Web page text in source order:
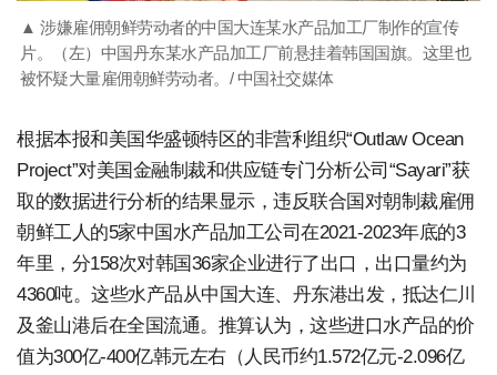
▲ 涉嫌雇佣朝鲜劳动者的中国大连某水产品加工厂制作的宣传
片。（左）中国丹东某水产品加工厂前悬挂着韩国国旗。这里也
被怀疑大量雇佣朝鲜劳动者。/ 中国社交媒体
根据本报和美国华盛顿特区的非营利组织“Outlaw Ocean
Project”对美国金融制裁和供应链专门分析公司“Sayari”获
取的数据进行分析的结果显示，违反联合国对朝制裁雇佣
朝鲜工人的5家中国水产品加工公司在2021-2023年底的3
年里，分158次对韩国36家企业进行了出口，出口量约为
4360吨。这些水产品从中国大连、丹东港出发，抵达仁川
及釜山港后在全国流通。推算认为，这些进口水产品的价
值为300亿-400亿韩元左右（人民币约1.572亿元-2.096亿